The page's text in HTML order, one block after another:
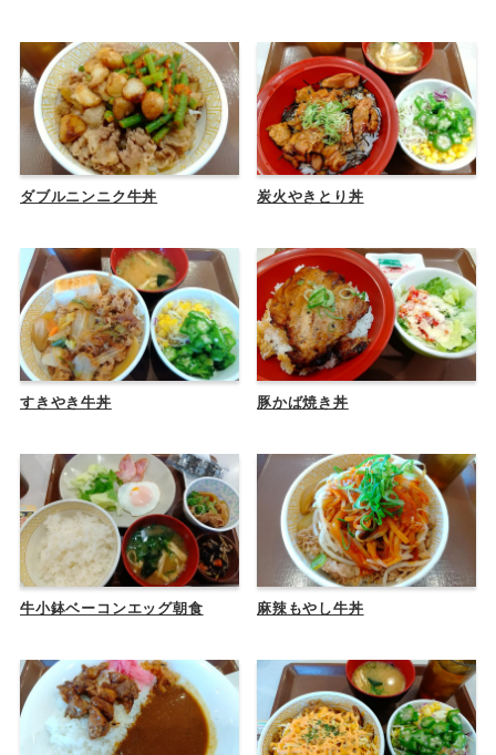
ダブルニンニク牛丼 炭火やきとり丼
すきやき牛丼 豚かば焼き丼
牛小鉢ベーコンエッグ朝食 麻辣もやし牛丼